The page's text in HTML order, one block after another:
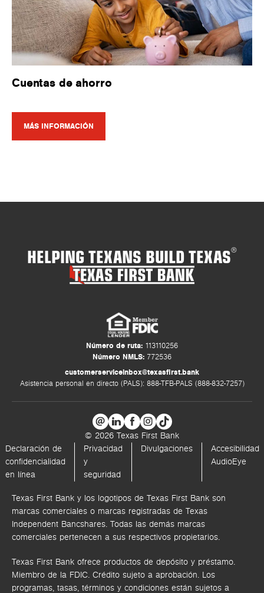
Cuentas de ahorro
MÁS INFORMACIÓN
HELPING TEXANS BUILD TEXAS®
Número de ruta: 113110256
Número NMLS: 772536
customerserviceinbox@texasfirst.bank
Asistencia personal en directo (PALS): 888-TFB-PALS (888-832-7257)
© 2026 Texas First Bank
Declaración de
confidencialidad
en línea
Privacidad
y
seguridad
Divulgaciones
Accesibilidad
AudioEye
Texas First Bank y los logotipos de Texas First Bank son
marcas comerciales o marcas registradas de Texas
Independent Bancshares. Todas las demás marcas
comerciales pertenecen a sus respectivos propietarios.
Texas First Bank ofrece productos de depósito y préstamo.
Miembro de la FDIC. Crédito sujeto a aprobación. Los
programas, tasas, términos y condiciones están sujetos a